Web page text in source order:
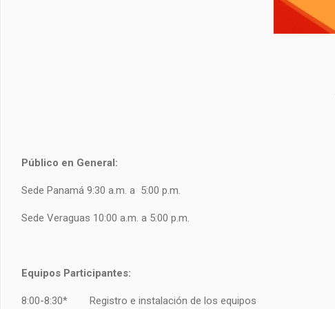
Público en General:
Sede Panamá 9:30 a.m. a 5:00 p.m.
Sede Veraguas 10:00 a.m. a 5:00 p.m.
Equipos Participantes:
8:00-8:30* Registro e instalación de los equipos